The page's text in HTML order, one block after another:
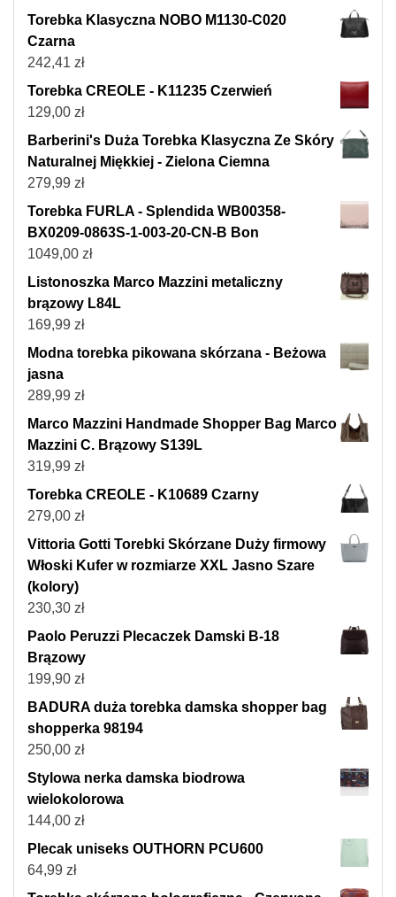
Torebka Klasyczna NOBO M1130-C020
Czarna
242,41 zł
Torebka CREOLE - K11235 Czerwień
129,00 zł
Barberini's Duża Torebka Klasyczna Ze Skóry
Naturalnej Miękkiej - Zielona Ciemna
279,99 zł
Torebka FURLA - Splendida WB00358-
BX0209-0863S-1-003-20-CN-B Bon
1049,00 zł
Listonoszka Marco Mazzini metaliczny
brązowy L84L
169,99 zł
Modna torebka pikowana skórzana - Beżowa
jasna
289,99 zł
Marco Mazzini Handmade Shopper Bag Marco
Mazzini C. Brązowy S139L
319,99 zł
Torebka CREOLE - K10689 Czarny
279,00 zł
Vittoria Gotti Torebki Skórzane Duży firmowy
Włoski Kufer w rozmiarze XXL Jasno Szare
(kolory)
230,30 zł
Paolo Peruzzi Plecaczek Damski B-18
Brązowy
199,90 zł
BADURA duża torebka damska shopper bag
shopperka 98194
250,00 zł
Stylowa nerka damska biodrowa
wielokolorowa
144,00 zł
Plecak uniseks OUTHORN PCU600
64,99 zł